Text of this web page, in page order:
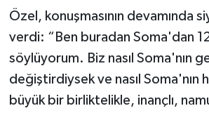
Özel, konuşmasının devamında
verdi: “Ben buradan Soma'dan
söylüyorum. Biz nasıl Soma'nın
değiştirdiysek ve nasıl Soma'nın
büyük bir birliktelikle, inançlı,